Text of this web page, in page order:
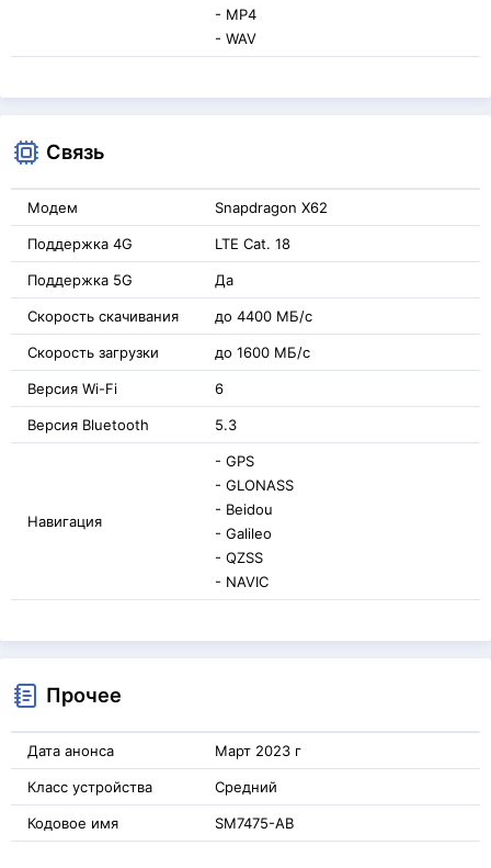
- MP4
- WAV
Связь
Модем Snapdragon X62
Поддержка 4G LTE Cat. 18
Поддержка 5G Да
Скорость скачивания до 4400 МБ/с
Скорость загрузки до 1600 МБ/с
Версия Wi-Fi 6
Версия Bluetooth 5.3
Навигация
- GPS
- GLONASS
- Beidou
- Galileo
- QZSS
- NAVIC
Прочее
Дата анонса Март 2023 г
Класс устройства Средний
Кодовое имя SM7475-AB